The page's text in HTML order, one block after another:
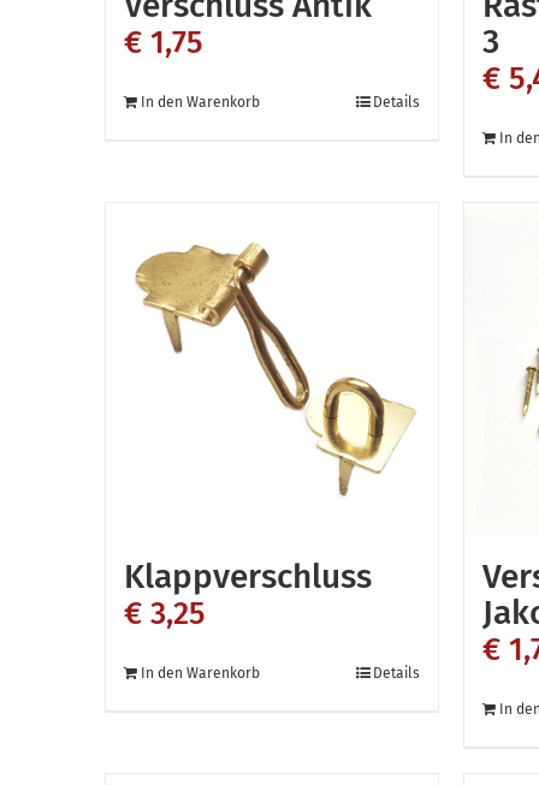
€ 1,75
In den Warenkorb Details
3
€
In
Klappverschluss
€ 3,25
In den Warenkorb Details
€
In